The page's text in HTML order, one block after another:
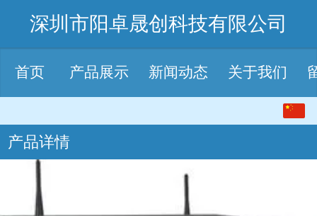
深圳市阳卓晟创科技有限公司
首页 产品展示 新闻动态 关于我们
产品详情